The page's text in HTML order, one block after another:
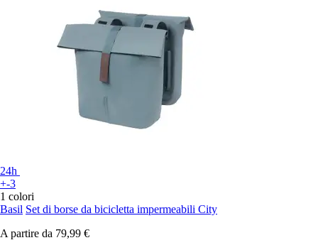
24h
+-3
1 colori
Basil Set di borse da bicicletta impermeabili City
A partire da 79,99 €